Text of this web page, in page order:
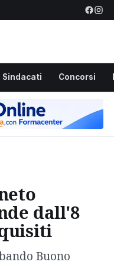
Sindacati Concorsi
dall'8
Buono